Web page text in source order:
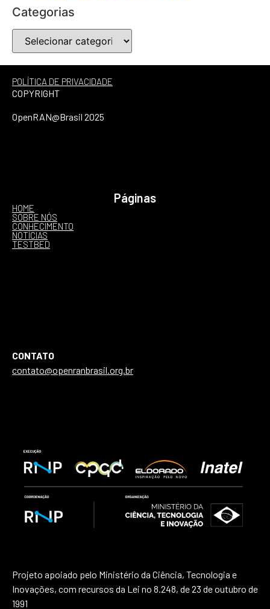
Categorias
POLÍTICA DE PRIVACIDADE
COPYRIGHT
OpenRAN@Brasil 2025
Páginas
HOME
SOBRE NÓS
CONHECIMENTO
NOTÍCIAS
TESTBED
CONTATO
contato@openranbrasil.org.br
Projeto apoiado pelo Ministério da Ciência, Tecnologia e
Inovações, com recursos da Lei no 8.248, de 23 de outubro de
1991